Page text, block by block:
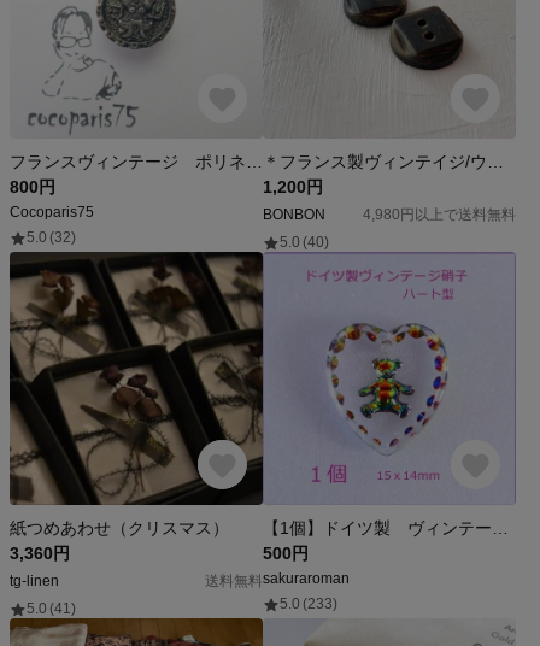
800円
Cocoparis75
5.0 (32)
1,200円
BONBON
4,980円以上で送料無料
5.0 (40)
紙つめあわせ（クリスマス）
3,360円
tg-linen
送料無料
5.0 (41)
500円
sakuraroman
5.0 (233)